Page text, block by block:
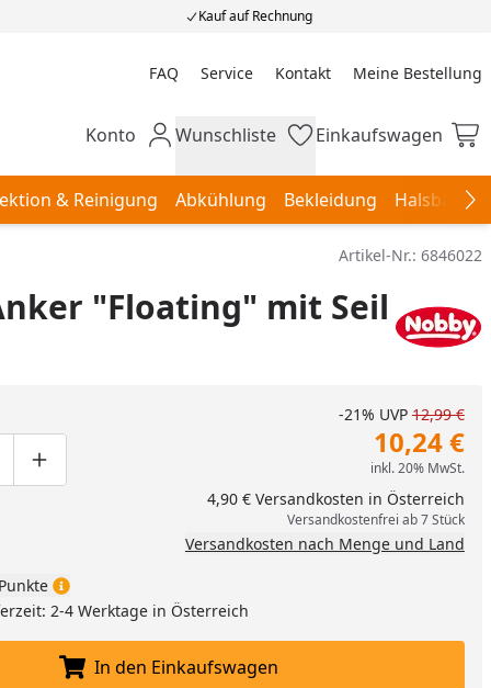
Kauf auf Rechnung
FAQ Service Kontakt Meine Bestellung
Meine Bestellung
Mein Konto
Konto Wunschliste
Wunschliste Einkaufswagen
Einkaufswagen
& Reinigung Abkühlung Bekleidung
Artikel-Nr.: 6846022
"Floating" mit Seil
um eins verringern
manuell eingeben
Produktmenge um eins erhöhen
-21% UVP 12,99 €
10,24 €
inkl. 20% MwSt.
4,90 € Versandkosten in Österreich
Versandkostenfrei ab 7 Stück
Versandkosten nach Menge und Land
2-4 Werktage in Österreich
In den Einkaufswagen legen
In den Einkaufswagen